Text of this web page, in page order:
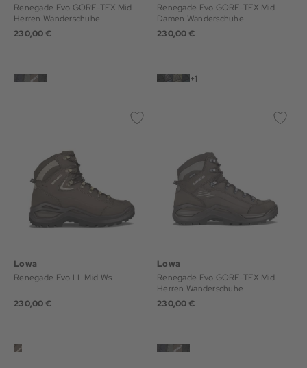
Renegade Evo GORE-TEX Mid
Herren Wanderschuhe
230,00 €
Renegade Evo GORE-TEX Mid
Damen Wanderschuhe
230,00 €
+1
Lowa
Renegade Evo LL Mid Ws
230,00 €
Lowa
Renegade Evo GORE-TEX Mid
Herren Wanderschuhe
230,00 €